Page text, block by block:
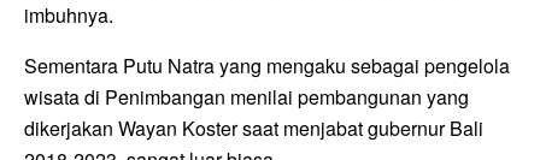
imbuhnya.
Sementara Putu Natra yang mengaku sebagai pengelola
wisata di Penimbangan menilai pembangunan yang
dikerjakan Wayan Koster saat menjabat gubernur Bali